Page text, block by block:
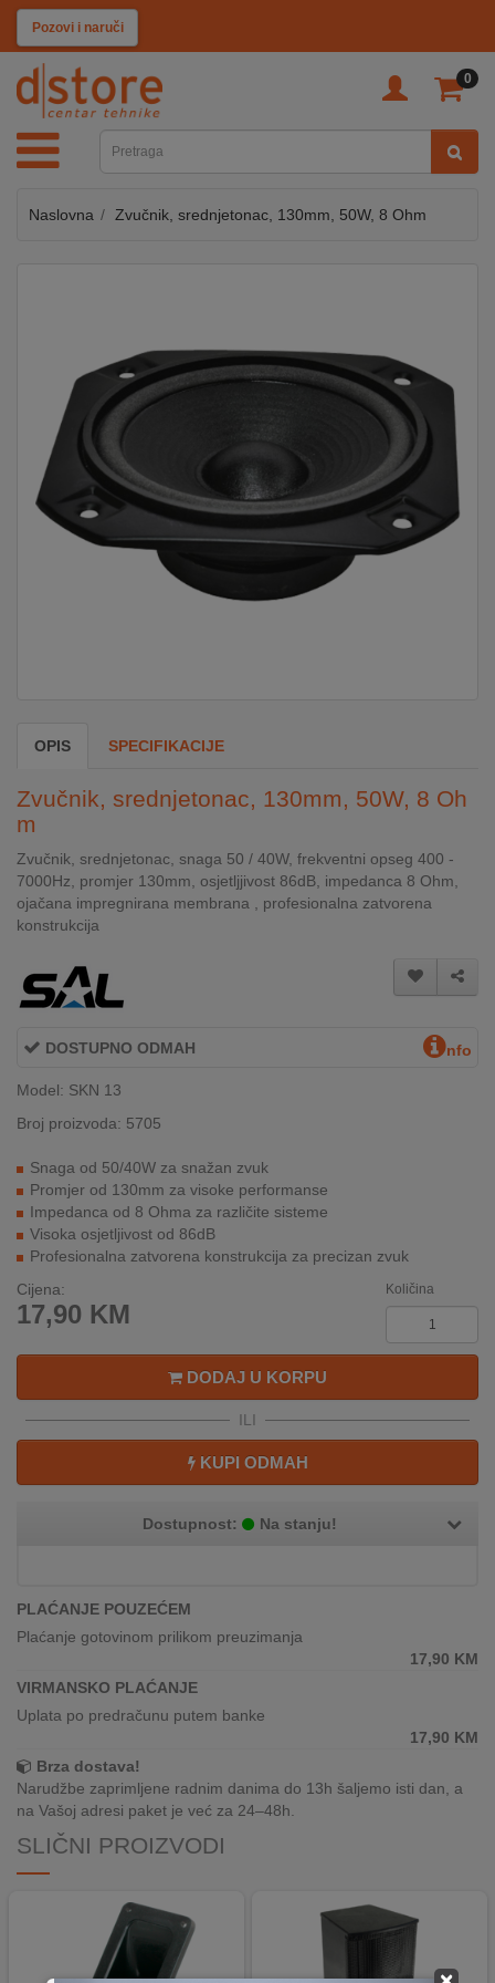
Pozovi i naruči
0
KATEGORIJE
TV
SAT
MOBILNI
KABLOVI
KUĆANSKI
APARATI
KLIMATIZACIJA
SECURITY
PC
&
INTERNO
MOJ
AKCIJE
BRENDOVI
NOVO
U
PONUDI
KONTAKT
KUPOVINA
NA
RATE
NAMA
KAKO
KUPOVINA
IZ
INOSTRANSTVA
OZNAKE
UČINKOVITOSTI
Naslovna Zvučnik, srednjetonac, 130mm, 50W, 8 Ohm
OPIS SPECIFIKACIJE
Zvučnik, srednjetonac, 130mm, 50W, 8 Oh
m
Zvučnik, srednjetonac, snaga 50 / 40W, frekventni opseg 400 -
7000Hz, promjer 130mm, osjetljjivost 86dB, impedanca 8 Ohm,
ojačana impregnirana membrana , profesionalna zatvorena
konstrukcija
DOSTUPNO ODMAH nfo
Model: SKN 13
Broj proizvoda: 5705
Snaga od 50/40W za snažan zvuk
Promjer od 130mm za visoke performanse
Impedanca od 8 Ohma za različite sisteme
Visoka osjetljivost od 86dB
Profesionalna zatvorena konstrukcija za precizan zvuk
Cijena:
17,90 KM
Količina
DODAJ U KORPU
ILI
KUPI ODMAH
Dostupnost: Na stanju!
PLAĆANJE POUZEĆEM
Plaćanje gotovinom prilikom preuzimanja
17,90 KM
VIRMANSKO PLAĆANJE
Uplata po predračunu putem banke
17,90 KM
Brza dostava!
Narudžbe zaprimljene radnim danima do 13h šaljemo isti dan, a
na Vašoj adresi paket je već za 24–48h.
SLIČNI PROIZVODI